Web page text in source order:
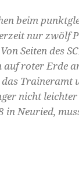
beim
nur zwölf
Seiten des
roter Erde
Traineramt
nicht
in Neuried,